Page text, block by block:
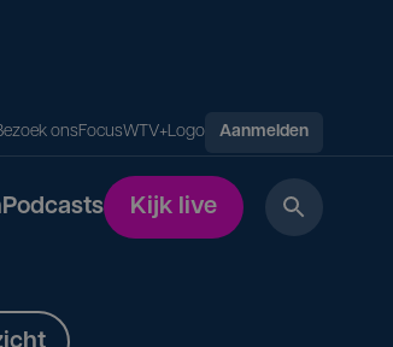
onsFocusWTV+Logo Aanmelden
Podcasts Kijk live